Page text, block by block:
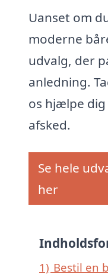
Uanset om
moderne
udvalg, der
anledning.
os hjælpe
afsked.
Se hele
her
1) Bestil en